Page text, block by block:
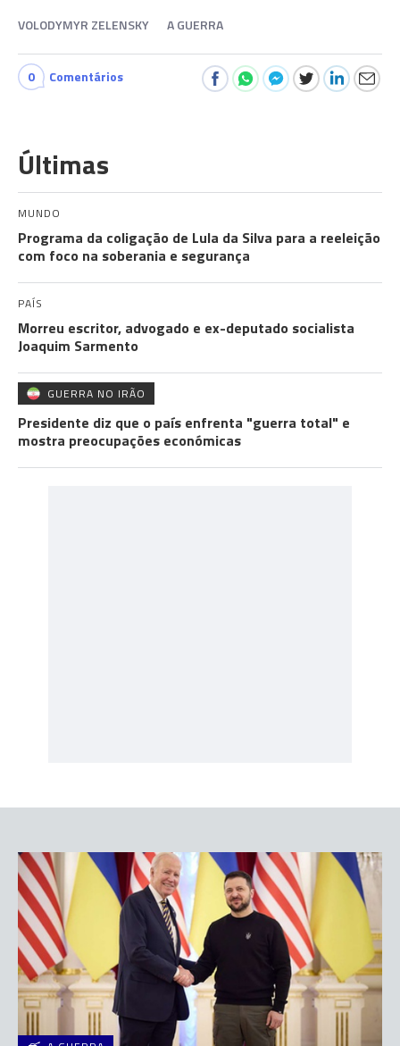
VOLODYMYR ZELENSKY A GUERRA
0 Comentários
Últimas
MUNDO
Programa da coligação de Lula da Silva para a reeleição
com foco na soberania e segurança
PAÍS
Morreu escritor, advogado e ex-deputado socialista
Joaquim Sarmento
GUERRA NO IRÃO
Presidente diz que o país enfrenta "guerra total" e
mostra preocupações económicas